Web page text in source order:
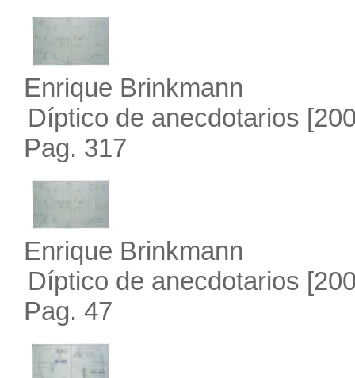
Enrique Brinkmann
Díptico de anecdotarios
Pag. 317
Enrique Brinkmann
Díptico de anecdotarios
Pag. 47